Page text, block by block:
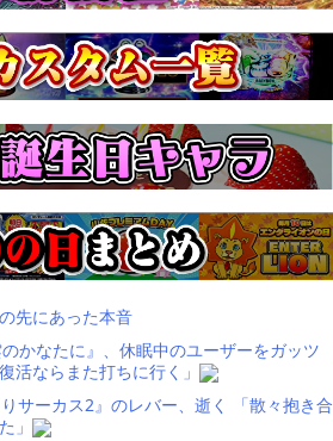
先にあった本音
かなたに』、休眠中のユーザーをガッツ
活ならまた打ちに行く」
サーカス2』のレバー、逝く 「散々抱き合
」